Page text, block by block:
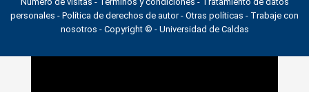
personales - Política de derechos de autor - Otras políticas - Trabaje con
nosotros - Copyright © - Universidad de Caldas